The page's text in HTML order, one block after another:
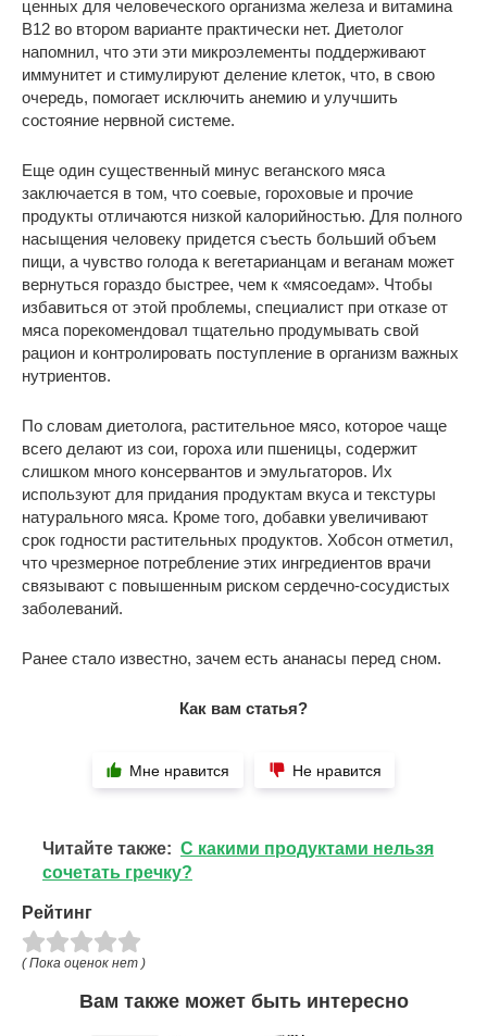
ценных для человеческого организма железа и витамина
В12 во втором варианте практически нет. Диетолог
напомнил, что эти эти микроэлементы поддерживают
иммунитет и стимулируют деление клеток, что, в свою
очередь, помогает исключить анемию и улучшить
состояние нервной системе.
Еще один существенный минус веганского мяса
заключается в том, что соевые, гороховые и прочие
продукты отличаются низкой калорийностью. Для полного
насыщения человеку придется съесть больший объем
пищи, а чувство голода к вегетарианцам и веганам может
вернуться гораздо быстрее, чем к «мясоедам». Чтобы
избавиться от этой проблемы, специалист при отказе от
мяса порекомендовал тщательно продумывать свой
рацион и контролировать поступление в организм важных
нутриентов.
По словам диетолога, растительное мясо, которое чаще
всего делают из сои, гороха или пшеницы, содержит
слишком много консервантов и эмульгаторов. Их
используют для придания продуктам вкуса и текстуры
натурального мяса. Кроме того, добавки увеличивают
срок годности растительных продуктов. Хобсон отметил,
что чрезмерное потребление этих ингредиентов врачи
связывают с повышенным риском сердечно-сосудистых
заболеваний.
Ранее стало известно, зачем есть ананасы перед сном.
Как вам статья?
Мне нравится Не нравится
Читайте также: С какими продуктами нельзя
сочетать гречку?
Рейтинг
( Пока оценок нет )
Вам также может быть интересно